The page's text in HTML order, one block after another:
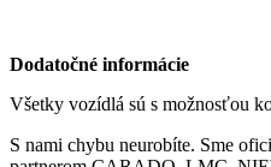
Dodatočné informácie
Všetky vozídlá sú s možnosťou
S nami chybu neurobíte. Sme